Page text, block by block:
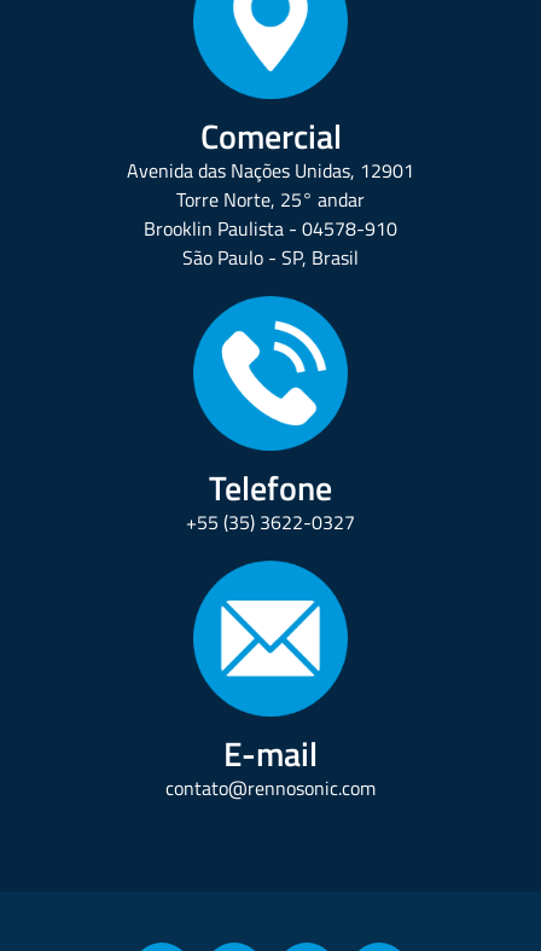
Comercial
Avenida das Nações Unidas, 12901
Torre Norte, 25° andar
Brooklin Paulista - 04578-910
São Paulo - SP, Brasil
Telefone
+55 (35) 3622-0327
E-mail
contato@rennosonic.com